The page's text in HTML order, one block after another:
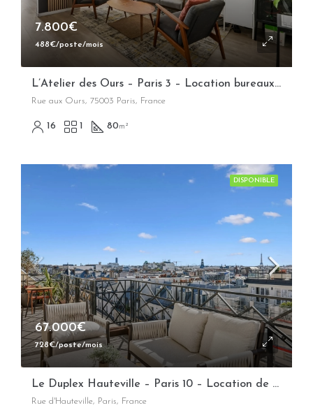
7.800€
488€/poste/mois
L’Atelier des Ours – Paris 3 – Location bureaux opérés flexibles
Rue aux Ours, 75003 Paris, France
16 1 80m²
DISPONIBLE
67.000€
728€/poste/mois
Le Duplex Hauteville – Paris 10 – Location de bureaux opérés flexibles
Rue d'Hauteville, Paris, France